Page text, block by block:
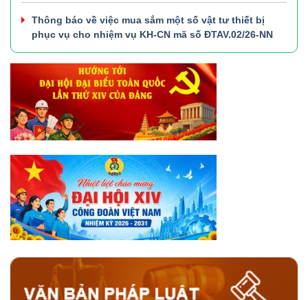
Thông báo về việc mua sắm một số vật tư thiết bị
phục vụ cho nhiệm vụ KH-CN mã số ĐTAV.02/26-NN